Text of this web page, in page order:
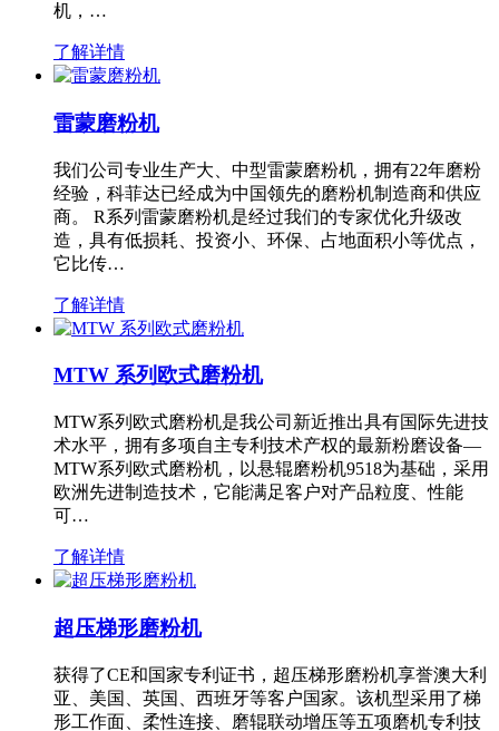
机，…
了解详情
雷蒙磨粉机
我们公司专业生产大、中型雷蒙磨粉机，拥有22年磨粉
经验，科菲达已经成为中国领先的磨粉机制造商和供应
商。 R系列雷蒙磨粉机是经过我们的专家优化升级改
造，具有低损耗、投资小、环保、占地面积小等优点，
它比传…
了解详情
MTW 系列欧式磨粉机
MTW系列欧式磨粉机是我公司新近推出具有国际先进技
术水平，拥有多项自主专利技术产权的最新粉磨设备—
MTW系列欧式磨粉机，以悬辊磨粉机9518为基础，采用
欧洲先进制造技术，它能满足客户对产品粒度、性能
可…
了解详情
超压梯形磨粉机
获得了CE和国家专利证书，超压梯形磨粉机享誉澳大利
亚、美国、英国、西班牙等客户国家。该机型采用了梯
形工作面、柔性连接、磨辊联动增压等五项磨机专利技